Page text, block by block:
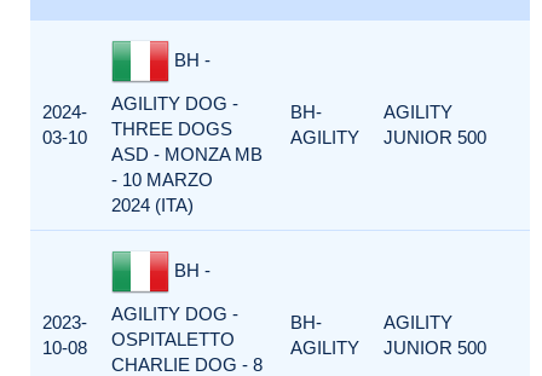
2024-
03-10
BH -
AGILITY DOG -
THREE DOGS
ASD - MONZA MB
- 10 MARZO
2024 (ITA)
BH-
AGILITY
AGILITY
JUNIOR 500
2023-
10-08
BH -
AGILITY DOG -
OSPITALETTO
CHARLIE DOG - 8
BH-
AGILITY
AGILITY
JUNIOR 500